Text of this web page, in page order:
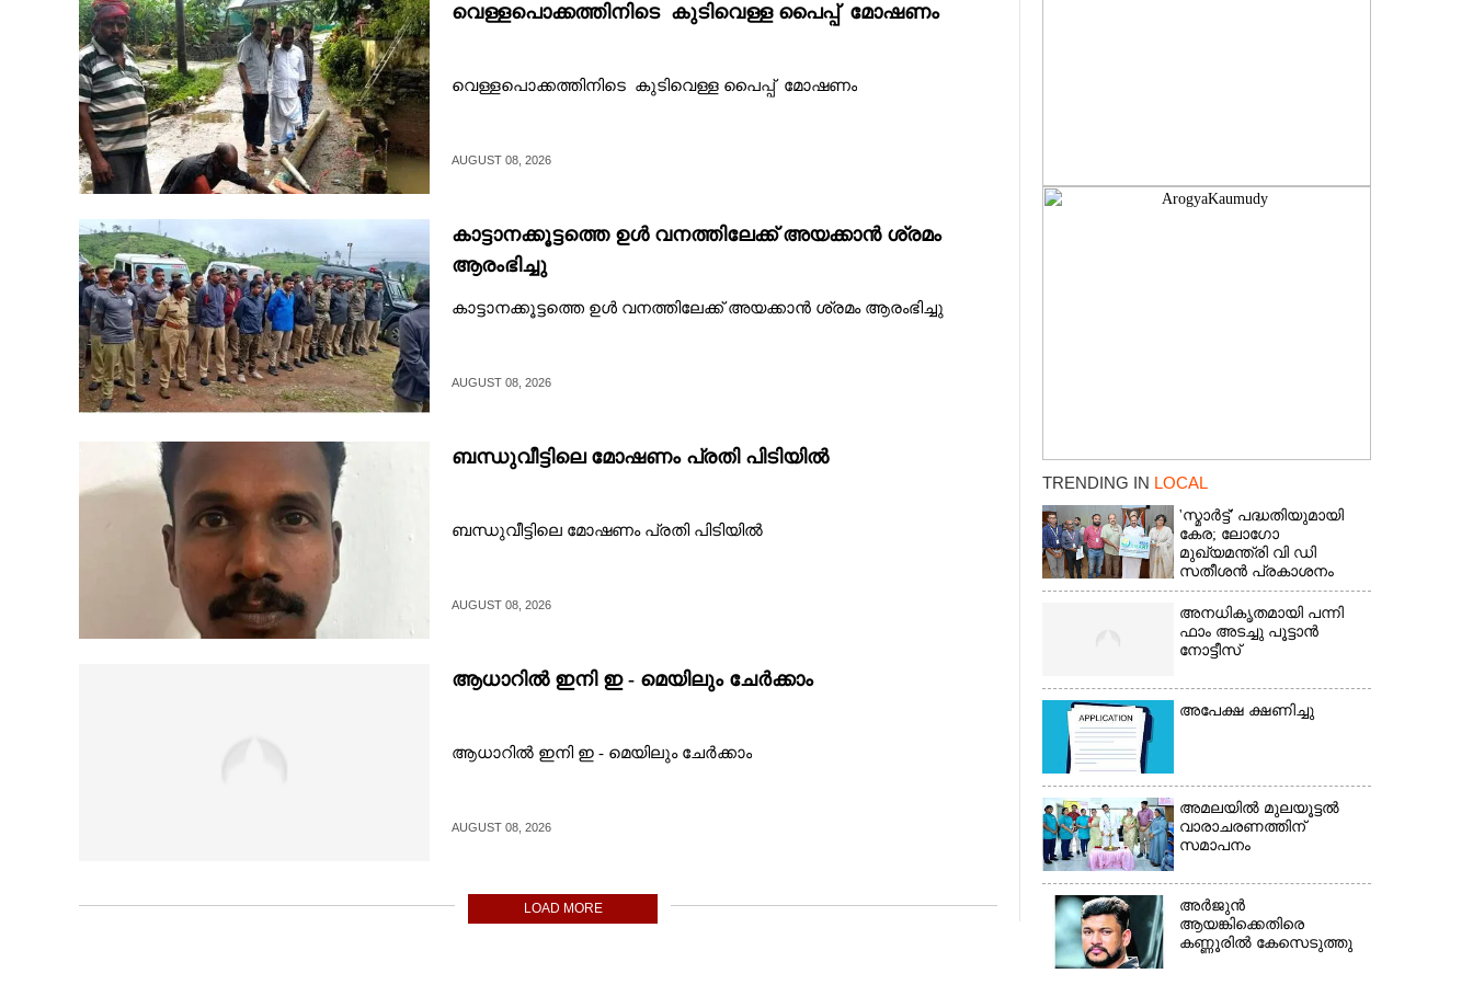
വെള്ളപൊക്കത്തിനിടെ കുടിവെള്ള പൈപ്പ് മോഷണം
വെള്ളപൊക്കത്തിനിടെ കുടിവെള്ള പൈപ്പ് മോഷണം
AUGUST 08, 2026
കാട്ടാനക്കൂട്ടത്തെ ഉൾ വനത്തിലേക്ക് അയക്കാൻ ശ്രമം
ആരംഭിച്ചു
കാട്ടാനക്കൂട്ടത്തെ ഉൾ വനത്തിലേക്ക് അയക്കാൻ ശ്രമം ആരംഭിച്ചു
AUGUST 08, 2026
ബന്ധുവീട്ടിലെ മോഷണം പ്രതി പിടിയിൽ
ബന്ധുവീട്ടിലെ മോഷണം പ്രതി പിടിയിൽ
AUGUST 08, 2026
ആധാറിൽ ഇനി ഇ - മെയിലും ചേർക്കാം
ആധാറിൽ ഇനി ഇ - മെയിലും ചേർക്കാം
AUGUST 08, 2026
LOAD MORE
TRENDING IN LOCAL
'സ്മാർട്ട്' പദ്ധതിയുമായി
കേര; ലോഗോ
മുഖ്യമന്ത്രി വി ഡി
സതീശൻ പ്രകാശനം
ചെയ്തു
അനധികൃതമായി പന്നി
ഫാം അടച്ചു പൂട്ടാൻ
നോട്ടീസ്
അപേക്ഷ ക്ഷണിച്ചു
അമലയിൽ മുലയൂട്ടൽ
വാരാചരണത്തിന്
സമാപനം
അർജുൻ
ആയങ്കിക്കെതിരെ
കണ്ണൂരിൽ കേസെടുത്തു